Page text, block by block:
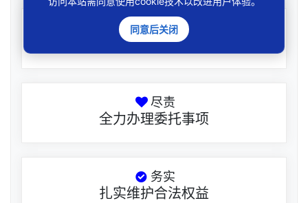
专业
专注执业领域事务
尽责
全力办理委托事项
务实
扎实维护合法权益
同意后关闭